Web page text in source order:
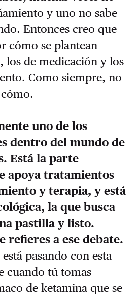
y uno no sabe
Entonces creo que
cómo se plantean
los de medicación y los
Como siempre, no
uno de los
dentro del mundo de
Está la parte
apoya tratamientos
y terapia, y está
la que busca
pastilla y listo.
refieres a ese debate.
pasando con esta
cuando tú tomas
de ketamina que se